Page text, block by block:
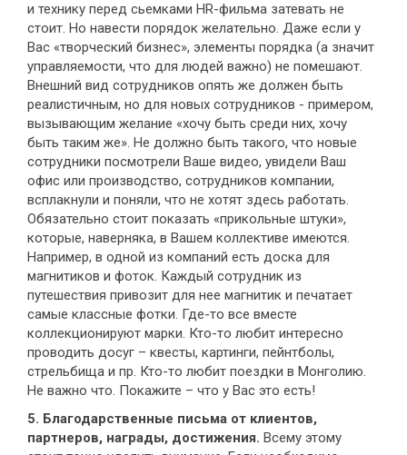
и технику перед сьемками HR-фильма затевать не
стоит. Но навести порядок желательно. Даже если у
Вас «творческий бизнес», элементы порядка (а значит
управляемости, что для людей важно) не помешают.
Внешний вид сотрудников опять же должен быть
реалистичным, но для новых сотрудников - примером,
вызывающим желание «хочу быть среди них, хочу
быть таким же». Не должно быть такого, что новые
сотрудники посмотрели Ваше видео, увидели Ваш
офис или производство, сотрудников компании,
всплакнули и поняли, что не хотят здесь работать.
Обязательно стоит показать «прикольные штуки»,
которые, наверняка, в Вашем коллективе имеются.
Например, в одной из компаний есть доска для
магнитиков и фоток. Каждый сотрудник из
путешествия привозит для нее магнитик и печатает
самые классные фотки. Где-то все вместе
коллекционируют марки. Кто-то любит интересно
проводить досуг – квесты, картинги, пейнтболы,
стрельбища и пр. Кто-то любит поездки в Монголию.
Не важно что. Покажите – что у Вас это есть!
5. Благодарственные письма от клиентов,
партнеров, награды, достижения. Всему этому